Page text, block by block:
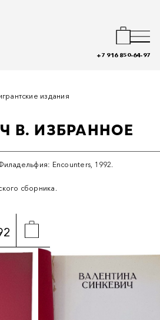
+7 916 850-64-97
издания
В. ИЗБРАННОЕ
Encounters, 1992.
сборника.